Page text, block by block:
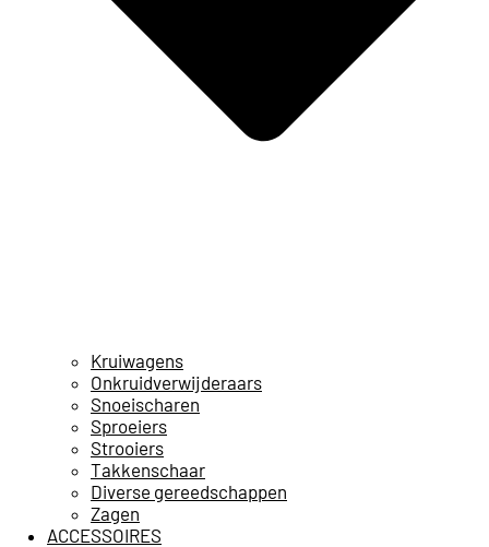
Kruiwagens
Onkruidverwijderaars
Snoeischaren
Sproeiers
Strooiers
Takkenschaar
Diverse gereedschappen
Zagen
ACCESSOIRES